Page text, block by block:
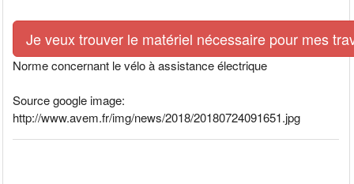
Je veux trouver le matériel nécessaire pour mes
Norme concernant le vélo à assistance électrique
Source google image:
http://www.avem.fr/img/news/2018/20180724091651.jpg